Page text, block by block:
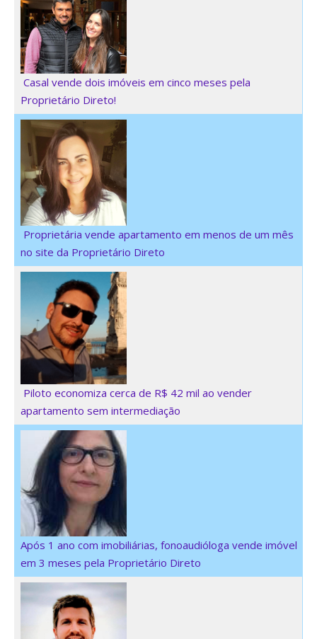
Casal vende dois imóveis em cinco meses pela
Proprietário Direto!
Proprietária vende apartamento em menos de um mês
no site da Proprietário Direto
Piloto economiza cerca de R$ 42 mil ao vender
apartamento sem intermediação
Após 1 ano com imobiliárias, fonoaudióloga vende imóvel
em 3 meses pela Proprietário Direto